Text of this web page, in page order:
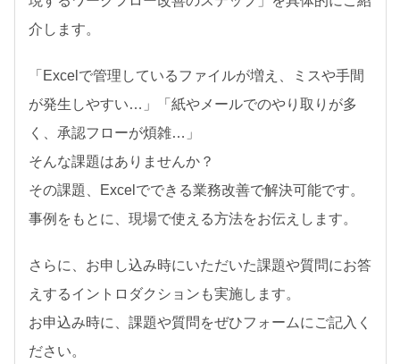
介します。
「Excelで管理しているファイルが増え、ミスや手間
が発生しやすい…」「紙やメールでのやり取りが多
く、承認フローが煩雑…」
そんな課題はありませんか？
その課題、Excelでできる業務改善で解決可能です。
事例をもとに、現場で使える方法をお伝えします。
さらに、お申し込み時にいただいた課題や質問にお答
えするイントロダクションも実施します。
お申込み時に、課題や質問をぜひフォームにご記入く
ださい。